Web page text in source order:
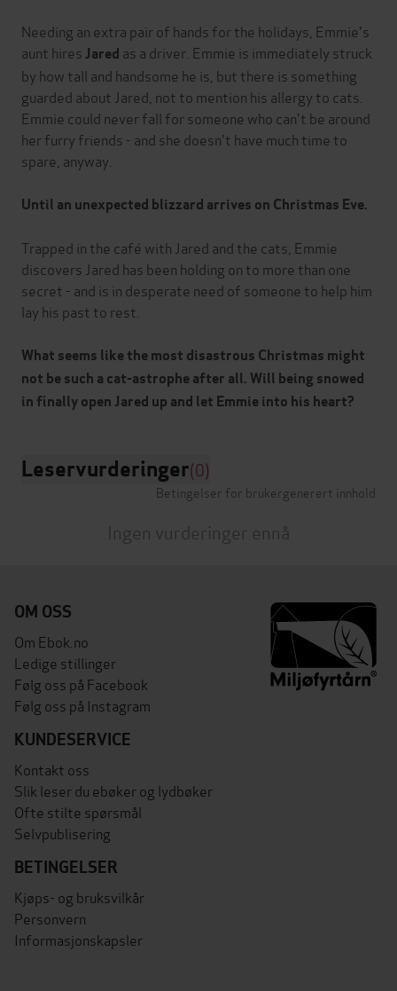
Needing an extra pair of hands for the holidays, Emmie's
aunt hires Jared as a driver. Emmie is immediately struck
by how tall and handsome he is, but there is something
guarded about Jared, not to mention his allergy to cats.
Emmie could never fall for someone who can't be around
her furry friends - and she doesn't have much time to
spare, anyway.
Until an unexpected blizzard arrives on Christmas Eve.
Trapped in the café with Jared and the cats, Emmie
discovers Jared has been holding on to more than one
secret - and is in desperate need of someone to help him
lay his past to rest.
What seems like the most disastrous Christmas might
not be such a cat-astrophe after all. Will being snowed
in finally open Jared up and let Emmie into his heart?
Leservurderinger(0)
Betingelser for brukergenerert innhold
Ingen vurderinger ennå
OM OSS
Om Ebok.no
Ledige stillinger
Følg oss på Facebook
Følg oss på Instagram
KUNDESERVICE
Kontakt oss
Slik leser du ebøker og lydbøker
Ofte stilte spørsmål
Selvpublisering
BETINGELSER
Kjøps- og bruksvilkår
Personvern
Informasjonskapsler